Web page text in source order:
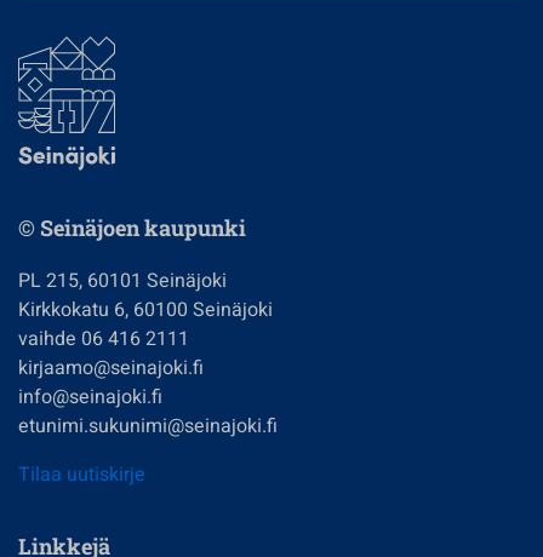
© Seinäjoen kaupunki
PL 215, 60101 Seinäjoki
Kirkkokatu 6, 60100 Seinäjoki
vaihde 06 416 2111
kirjaamo@seinajoki.fi
info@seinajoki.fi
etunimi.sukunimi@seinajoki.fi
Tilaa uutiskirje
Linkkejä